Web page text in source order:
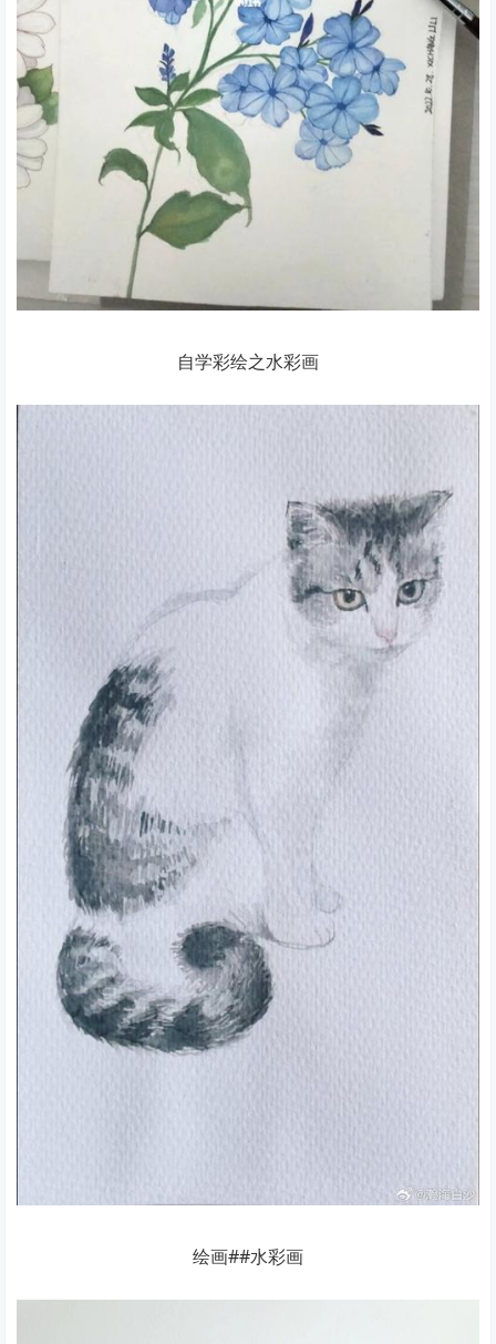
自学彩绘之水彩画
绘画##水彩画